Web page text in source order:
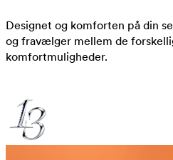
Designet og komforten på din
og fravælger mellem de
komfortmuligheder.